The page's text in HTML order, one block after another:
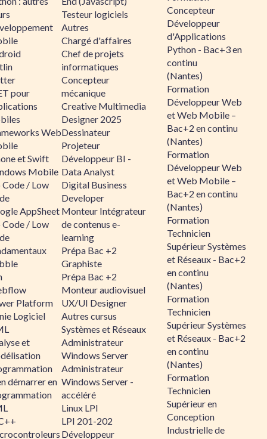
pour
Web
et Swift
Mobile
/ Low
AppSheet
/ Low
Platform
Logiciel
et
démarrer en
Testeur logiciels
Autres
Chargé d'affaires
Chef de projets
informatiques
Concepteur
mécanique
Creative Multimedia
Designer 2025
Dessinateur
Projeteur
Développeur BI -
Data Analyst
Digital Business
Developer
Monteur Intégrateur
de contenus e-
learning
Prépa Bac +2
Graphiste
Prépa Bac +2
Monteur audiovisuel
UX/UI Designer
Autres cursus
Systèmes et Réseaux
Administrateur
Windows Server
Administrateur
Windows Server -
accéléré
Linux LPI
LPI 201-202
Développeur
Concepteur
Développeur
d'Applications
Python - Bac+3 en
continu
(Nantes)
Formation
Développeur Web
et Web Mobile –
Bac+2 en continu
(Nantes)
Formation
Développeur Web
et Web Mobile –
Bac+2 en continu
(Nantes)
Formation
Technicien
Supérieur Systèmes
et Réseaux - Bac+2
en continu
(Nantes)
Formation
Technicien
Supérieur Systèmes
et Réseaux - Bac+2
en continu
(Nantes)
Formation
Technicien
Supérieur en
Conception
Industrielle de